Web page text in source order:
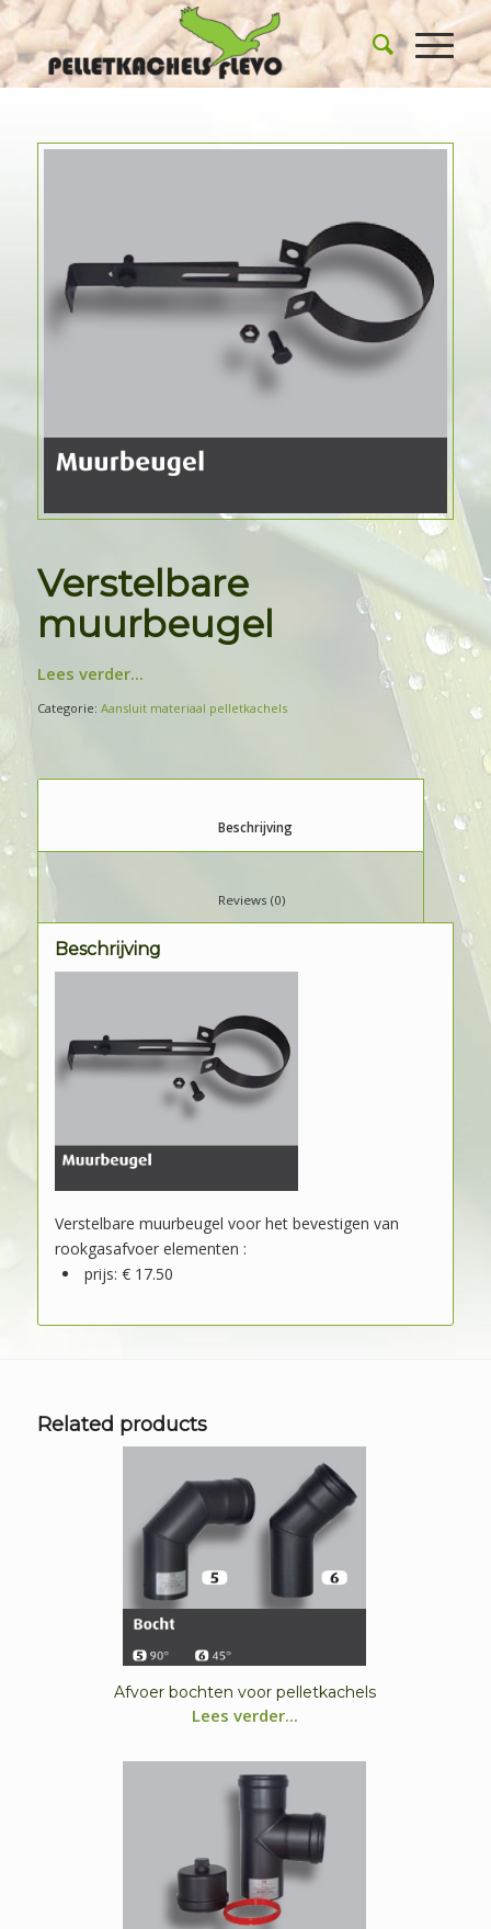
Verstelbare
muurbeugel
Lees verder...
Categorie: Aansluit materiaal pelletkachels
						Beschrijving
						Reviews (0)
Beschrijving
Verstelbare muurbeugel voor het bevestigen van
rookgasafvoer elementen :
prijs: € 17.50
Related products
Afvoer bochten voor pelletkachels
Lees verder...